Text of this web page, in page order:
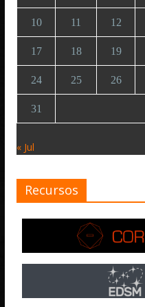
10 11 12
17 18 19
24 25 26
31
« Jul
Recursos